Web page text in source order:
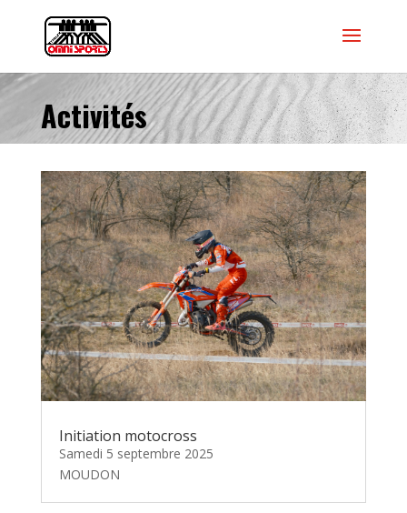
Activités
Initiation motocross
Samedi 5 septembre 2025
MOUDON